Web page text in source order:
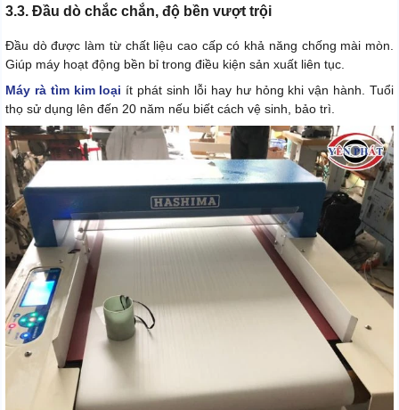
3.3. Đầu dò chắc chắn, độ bền vượt trội
Đầu dò được làm từ chất liệu cao cấp có khả năng chống mài mòn.
Giúp máy hoạt động bền bỉ trong điều kiện sản xuất liên tục.
Máy rà tìm kim loại ít phát sinh lỗi hay hư hỏng khi vận hành. Tuổi
thọ sử dụng lên đến 20 năm nếu biết cách vệ sinh, bảo trì.